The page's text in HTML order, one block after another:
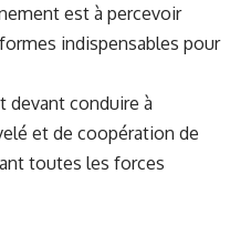
est à percevoir
indispensables pour
devant conduire à
et de coopération de
toutes les forces